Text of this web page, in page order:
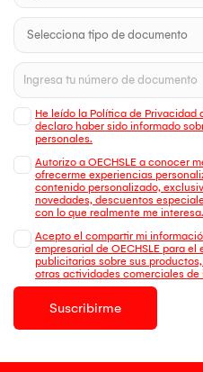
He leído la Política de Privacidad
declaro haber sido informado
personales.
Autorizo a OECHSLE a conocer
ofrecerme experiencias
contenido personalizado,
novedades, descuentos
con lo que realmente me interesa.
Acepto el compartir mi
empresarial de OECHSLE para
publicitarias sobre sus
otras actividades comerciales de
Suscribirme